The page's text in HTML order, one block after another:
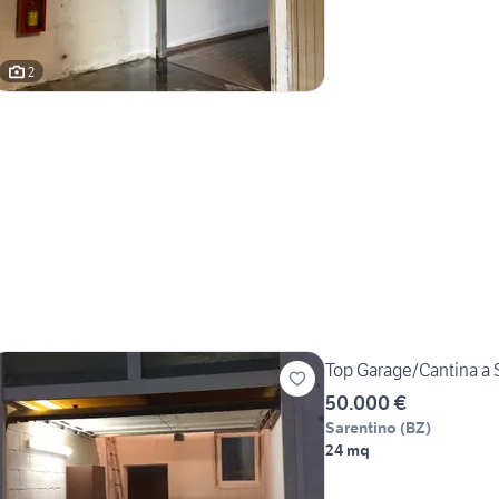
2
Top Garage/Cantina a
50.000 €
Sarentino (BZ)
24 mq